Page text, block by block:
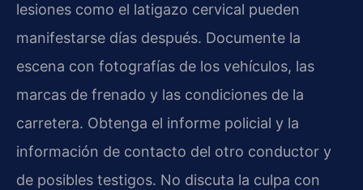
lesiones como el latigazo cervical pueden
manifestarse días después. Documente la
escena con fotografías de los vehículos, las
marcas de frenado y las condiciones de la
carretera. Obtenga el informe policial y la
información de contacto del otro conductor y
de posibles testigos. No discuta la culpa con